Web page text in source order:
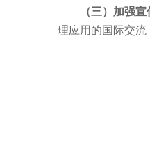
（三）加强
理应用的国际交